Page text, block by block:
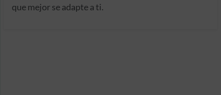
que mejor se adapte a ti.